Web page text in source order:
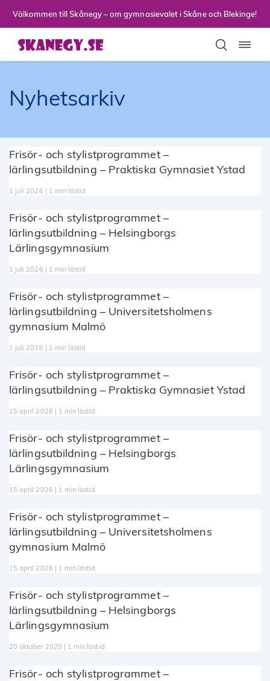
Välkommen till Skånegy – om gymnasievalet i Skåne och Blekinge!
Nyhetsarkiv
Frisör- och stylistprogrammet –
lärlingsutbildning – Praktiska Gymnasiet Ystad
1 juli 2026 | 1 min lästid
Frisör- och stylistprogrammet –
lärlingsutbildning – Helsingborgs
Lärlingsgymnasium
1 juli 2026 | 1 min lästid
Frisör- och stylistprogrammet –
lärlingsutbildning – Universitetsholmens
gymnasium Malmö
1 juli 2026 | 1 min lästid
Frisör- och stylistprogrammet –
lärlingsutbildning – Praktiska Gymnasiet Ystad
15 april 2026 | 1 min lästid
Frisör- och stylistprogrammet –
lärlingsutbildning – Helsingborgs
Lärlingsgymnasium
15 april 2026 | 1 min lästid
Frisör- och stylistprogrammet –
lärlingsutbildning – Universitetsholmens
gymnasium Malmö
15 april 2026 | 1 min lästid
Frisör- och stylistprogrammet –
lärlingsutbildning – Helsingborgs
Lärlingsgymnasium
20 oktober 2025 | 1 min lästid
Frisör- och stylistprogrammet –